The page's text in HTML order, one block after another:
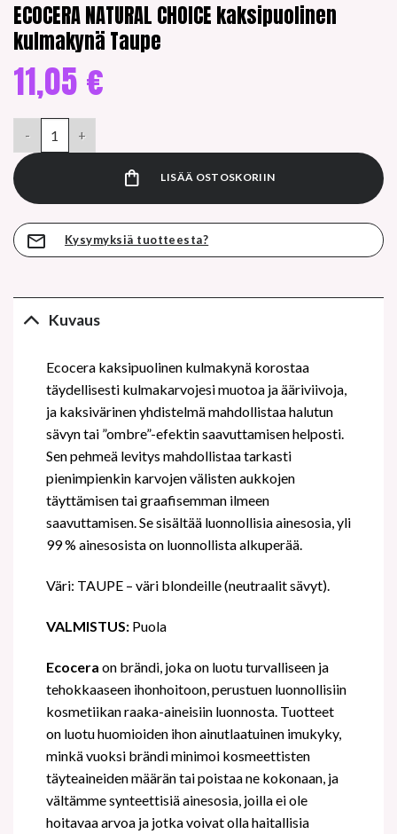
ECOCERA NATURAL CHOICE kaksipuolinen
kulmakynä Taupe
11,05 €
LISÄÄ OSTOSKORIIN
Kysymyksiä tuotteesta?
Kuvaus
Ecocera kaksipuolinen kulmakynä korostaa
täydellisesti kulmakarvojesi muotoa ja ääriviivoja,
ja kaksivärinen yhdistelmä mahdollistaa halutun
sävyn tai ”ombre”-efektin saavuttamisen helposti.
Sen pehmeä levitys mahdollistaa tarkasti
pienimpienkin karvojen välisten aukkojen
täyttämisen tai graafisemman ilmeen
saavuttamisen. Se sisältää luonnollisia ainesosia, yli
99 % ainesosista on luonnollista alkuperää.
Väri: TAUPE – väri blondeille (neutraalit sävyt).
VALMISTUS: Puola
Ecocera on brändi, joka on luotu turvalliseen ja
tehokkaaseen ihonhoitoon, perustuen luonnollisiin
kosmetiikan raaka-aineisiin luonnosta. Tuotteet
on luotu huomioiden ihon ainutlaatuinen imukyky,
minkä vuoksi brändi minimoi kosmeettisten
täyteaineiden määrän tai poistaa ne kokonaan, ja
vältämme synteettisiä ainesosia, joilla ei ole
hoitavaa arvoa ja jotka voivat olla haitallisia